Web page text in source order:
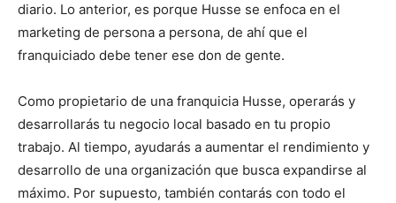
diario. Lo anterior, es porque Husse se enfoca en el
marketing de persona a persona, de ahí que el
franquiciado debe tener ese don de gente.
Como propietario de una franquicia Husse, operarás y
desarrollarás tu negocio local basado en tu propio
trabajo. Al tiempo, ayudarás a aumentar el rendimiento y
desarrollo de una organización que busca expandirse al
máximo. Por supuesto, también contarás con todo el